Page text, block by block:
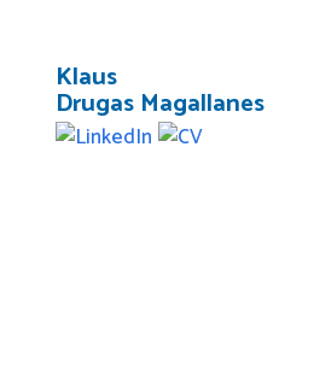
Klaus
Drugas Magallanes